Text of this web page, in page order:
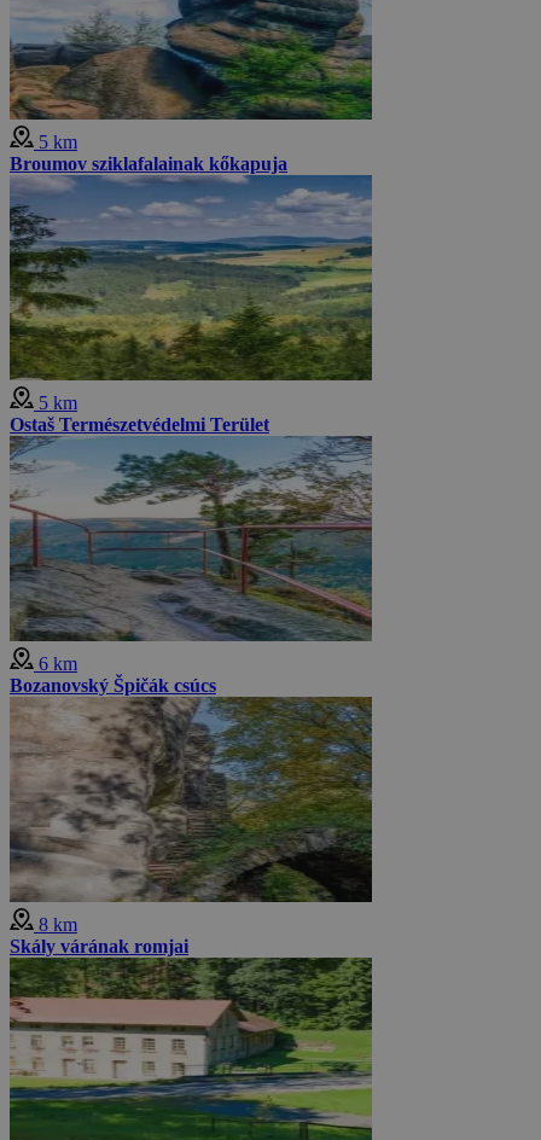
5 km
Broumov sziklafalainak kőkapuja
5 km
Ostaš Természetvédelmi Terület
6 km
Bozanovský Špičák csúcs
8 km
Skály várának romjai